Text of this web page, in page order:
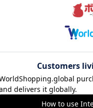
バナナガバナン
ドラフトフェイズで、自
残った...
20日前の投稿